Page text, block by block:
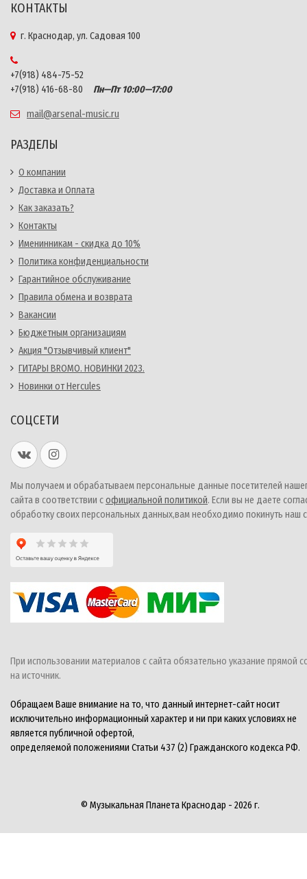
КОНТАКТЫ
г. Краснодар, ул. Садовая 100
+7(918) 484-75-52
+7(918) 416-68-80
Пн—Пт 10:00—17:00
mail@arsenal-music.ru
РАЗДЕЛЫ
О компании
Доставка и Оплата
Как заказать?
Контакты
Именинникам - скидка до 10%
Политика конфиденциальности
Гарантийное обслуживание
Правила обмена и возврата
Вакансии
Бюджетным организациям
Акция "Отзывчивый клиент"
ГИТАРЫ BROMO. НОВИНКИ 2023.
Новинки от Hercules
СОЦСЕТИ
Мы получаем и обрабатываем персональные данные посетителей
сайта в соответствии софициальной политикой. Если вы не даете
обработку своих персональных данных,вам необходимо покинуть наш
При использовании материалов с сайта обязательно указание прямой
на источник.
Обращаем Ваше внимание на то, что данный интернет-сайт носит
исключительно информационный характер и ни при каких условиях не
является публичной офертой,
определяемой положениями Статьи 437 (2) Гражданского кодекса РФ.
© Музыкальная Планета Краснодар - 2026 г.